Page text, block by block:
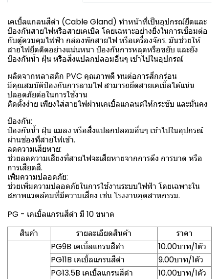
เคเบิ้ลแกลนสีดำ (Cable Gland) ทำหน้าที่เป็นอุปกรณ์ยึดและ
ป้องกันสายไฟหรือสายเคเบิล โดยเฉพาะอย่างยิ่งในการเชื่อมต่อ
กับตู้ควบคุมไฟฟ้า กล่องพักสายไฟ หรือเครื่องจักร. มันช่วยให้
สายไฟยึดติดอย่างแน่นหนา ป้องกันการหลุดหรือขยับ และยัง
ป้องกันน้ำ ฝุ่น หรือสิ่งแปลกปลอมอื่นๆ เข้าไปในอุปกรณ์
ผลิตจากพลาสติก PVC คุณภาพดี ทนต่อการสึกกร่อน
มีคุณสมบัติป้องกันการลามไฟ สามารถยึดสายเคเบิ้ลได้แน่น
ปลอดภัยต่อในการใช้งาน
ติดตั้งง่าย เพียงใส่สายไฟผ่านเคเบิ้ลแกลนด์ให้กระชับ และมั่นคง
ป้องกัน:
ป้องกันน้ำ ฝุ่น แมลง หรือสิ่งแปลกปลอมอื่นๆ เข้าไปในอุปกรณ์
ผ่านช่องที่สายไฟเข้า.
ลดความเสียหาย:
ช่วยลดความเสี่ยงที่สายไฟจะเสียหายจากการดึง การบาด หรือ
การเสียดสี.
เพิ่มความปลอดภัย:
ช่วยเพิ่มความปลอดภัยในการใช้งานระบบไฟฟ้า โดยเฉพาะใน
สภาพแวดล้อมที่มีความเสี่ยง เช่น โรงงานอุตสาหกรรม.
PG - เคเบิ้ลแกรนสีดำ มี 10 ขนาด
สินค้า
รายละเอียดสินค้า
ราคา
PG9B เคเบิ้ลแกรนสีดำ
10.00บาท/1ตัว
PG11B เคเบิ้ลแกรนสีดำ
9.00บาท/1ตัว
PG13.5B เคเบิ้ลแกรนสีดำ
10.00บาท/1ตัว